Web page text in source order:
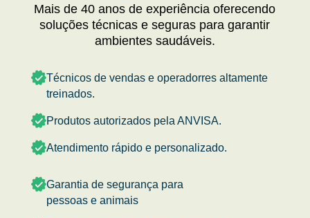
Mais de 40 anos de experiência oferecendo
soluções técnicas e seguras para garantir
ambientes saudáveis.
Técnicos de vendas e operadorres altamente
treinados.
Produtos autorizados pela ANVISA.
Atendimento rápido e personalizado.
Garantia de segurança para
pessoas e animais